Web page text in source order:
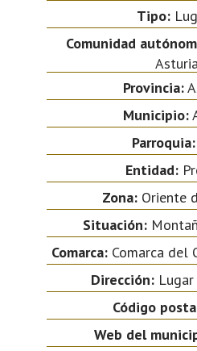
Tipo:
Comunidad
Provincia:
Municipio:
Parroquia:
Entidad:
Zona:Oriente
Situación:
Comarca:Comarca del
Dirección:
Código
Web del